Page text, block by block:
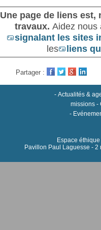
Une page de liens est,
travaux. Aidez nous
signalant les sites
les
liens
Partager :
-Actualités &
missions -
-
Espace
Pavillon Paul Laguesse -